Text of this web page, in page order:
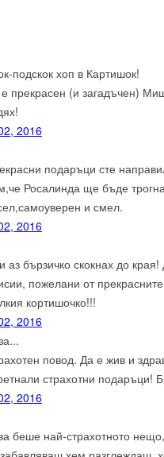
подскок хоп в Картишок!
прекрасен (и загадъчен)
2016
подаръци сте
Росалинда ще бъде
и смел.
2016
аз бързичко скокнах до
пожелани от
кортишочко!!!
2016
повод. Да е жив и
страхотни подаръци!
2016
беше най-страхотното